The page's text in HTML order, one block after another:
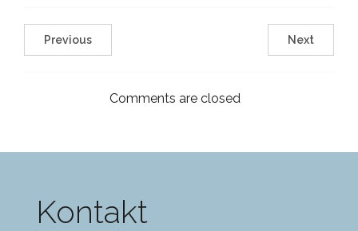
Previous Next
Comments are closed
Kontakt